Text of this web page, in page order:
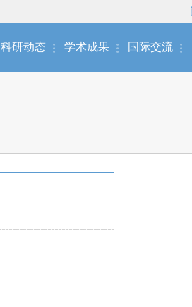
科研动态 学术成果 国际交流